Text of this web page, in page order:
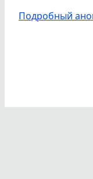
Подробный